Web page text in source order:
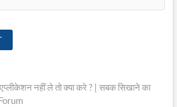
नहीं ले तो क्या करे ? | सबक सिखाने का